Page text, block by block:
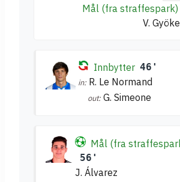
Mål (fra straffespark)
V.
Innbytter 46'
in: R. Le Normand
out: G. Simeone
Mål (fra
56'
J. Álvarez